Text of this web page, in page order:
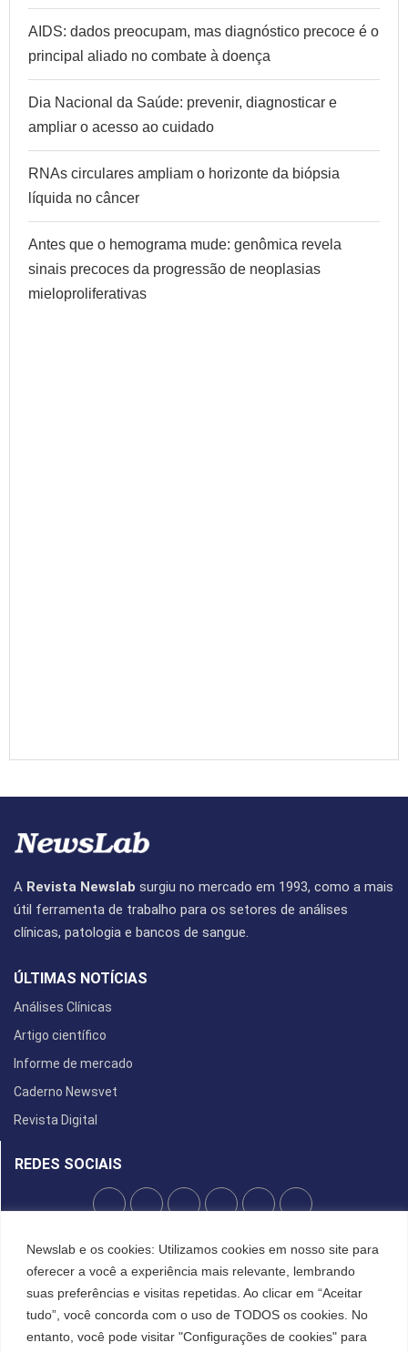
Newslab e os cookies: Utilizamos cookies em nosso site para
oferecer a você a experiência mais relevante, lembrando
suas preferências e visitas repetidas. Ao clicar em “Aceitar
tudo”, você concorda com o uso de TODOS os cookies. No
entanto, você pode visitar "Configurações de cookies" para
AIDS: dados preocupam, mas diagnóstico precoce é o
principal aliado no combate à doença
Dia Nacional da Saúde: prevenir, diagnosticar e
ampliar o acesso ao cuidado
RNAs circulares ampliam o horizonte da biópsia
líquida no câncer
Antes que o hemograma mude: genômica revela
sinais precoces da progressão de neoplasias
mieloproliferativas
A Revista Newslab surgiu no mercado em 1993, como a mais
útil ferramenta de trabalho para os setores de análises
clínicas, patologia e bancos de sangue.
ÚLTIMAS NOTÍCIAS
Análises Clínicas
Artigo científico
Informe de mercado
Caderno Newsvet
Revista Digital
REDES SOCIAIS
POLÍTICA DE PRIVACIDADE
Cookies
©2022 All Right Reserved. Designed and Developed by FCDesign